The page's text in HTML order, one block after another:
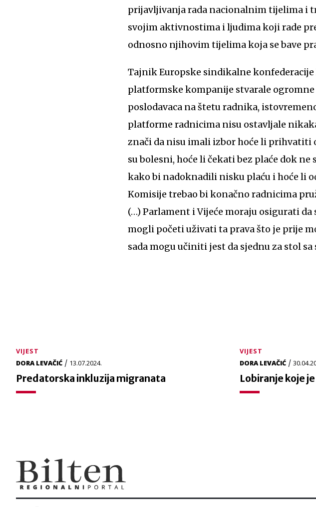
prijavljivanja rada nacionalnim tijelima i
svojim aktivnostima i ljudima koji rade
odnosno njihovim tijelima koja se bave
Tajnik Europske sindikalne
platformske kompanije stvarale
poslodavaca na štetu radnika,
platforme radnicima nisu ostavljale
znači da nisu imali izbor hoće li prihvatiti
su bolesni, hoće li čekati bez plaće dok
kako bi nadoknadili nisku plaću i hoće li
Komisije trebao bi konačno radnicima
(…) Parlament i Vijeće moraju osigurati
mogli početi uživati ta prava što je prije
sada mogu učiniti jest da sjednu za stol
VIJEST
DORA LEVAČIĆ / 13.07.2024.
Predatorska inkluzija migranata
VIJEST
DORA LEVAČIĆ /
Lobiranje koje